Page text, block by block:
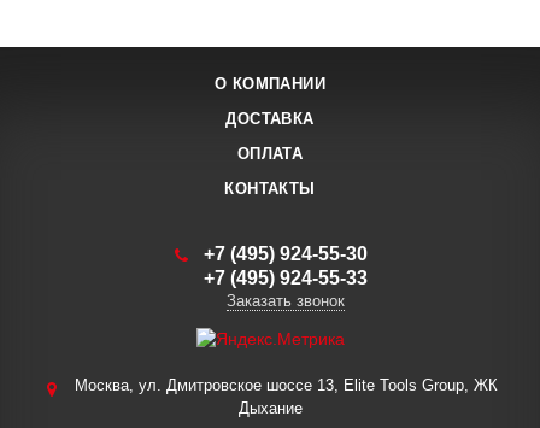
О КОМПАНИИ
ДОСТАВКА
ОПЛАТА
КОНТАКТЫ
+7 (495) 924-55-30
+7 (495) 924-55-33
Заказать звонок
Москва, ул. Дмитровское шоссе 13, Elite Tools Group, ЖК
Дыхание